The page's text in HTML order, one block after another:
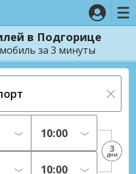
в Подгорице
за 3 минуты
3
дни